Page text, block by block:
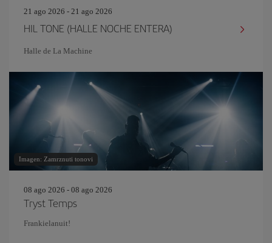
21 ago 2026 - 21 ago 2026
HIL TONE (HALLE NOCHE ENTERA)
Halle de La Machine
Imagen: Zamrznuti tonovi
08 ago 2026 - 08 ago 2026
Tryst Temps
Frankielanuit!